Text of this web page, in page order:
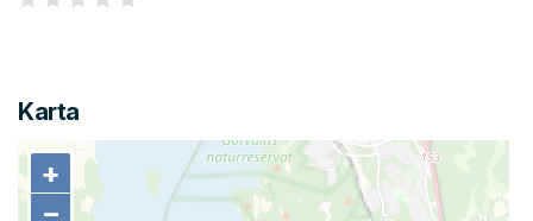
Karta
+
−
+
−